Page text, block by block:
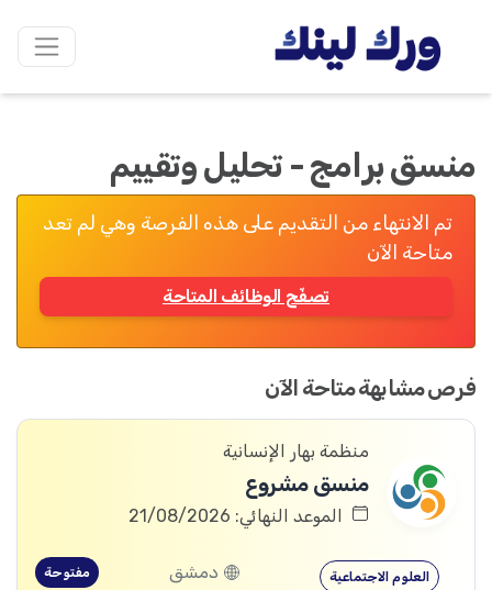
منسق برامج - تحليل وتقييم
تم الانتهاء من التقديم على هذه الفرصة وهي لم تعد
متاحة الآن
تصفّح الوظائف المتاحة
فرص مشابهة متاحة الآن
منظمة بهار الإنسانية
منسق مشروع
الموعد النهائي: 21/08/2026
العلوم الاجتماعية دمشق مفتوحة